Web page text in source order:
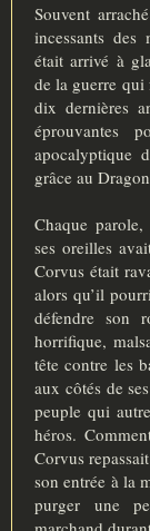
Souvent
incessants
était arrivé à
de la guerre qui
dix dernières
éprouvantes
apocalyptique
grâce au
Chaque
ses oreilles
Corvus était
alors qu’il
défendre son
horrifique,
tête contre les
aux côtés de
peuple qui
héros.
Corvus
son entrée à la
purger une